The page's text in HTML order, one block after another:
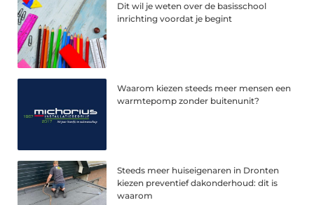
Dit wil je weten over de basisschool
inrichting voordat je begint
Waarom kiezen steeds meer mensen een
warmtepomp zonder buitenunit?
Steeds meer huiseigenaren in Dronten
kiezen preventief dakonderhoud: dit is
waarom